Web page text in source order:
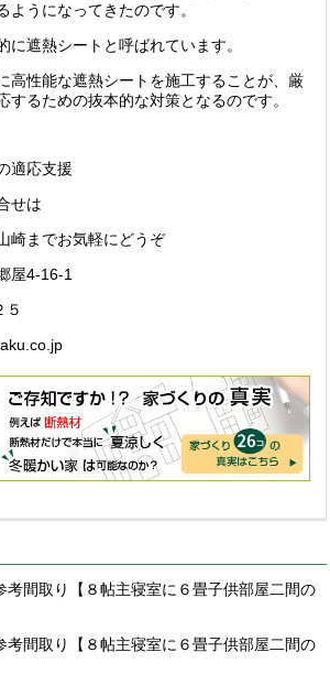
ようになってきたのです。
に遮熱シートと呼ばれています。
高性能な遮熱シートを施工することが、厳
するための抜本的な対策となるのです。
適応支援
せは
までお気軽にどうぞ
屋4-16-1
５
考間取り【８帖主寝室に６畳子供部屋二間の
考間取り【８帖主寝室に６畳子供部屋二間の